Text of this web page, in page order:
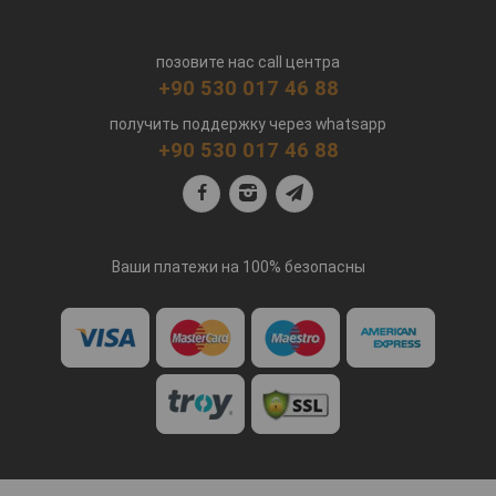
позовите нас call центра
+90 530 017 46 88
получить поддержку через whatsapp
+90 530 017 46 88
Ваши платежи на 100% безопасны